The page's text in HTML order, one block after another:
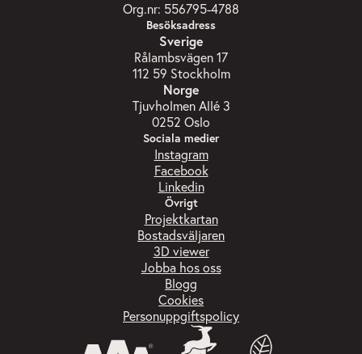
Org.nr: 556795-4788
Besöksadress
Sverige
Rålambsvägen 17
112 59 Stockholm
Norge
Tjuvholmen Allé 3
0252 Oslo
Sociala medier
Instagram
Facebook
Linkedin
Övrigt
Projektkartan
Bostadsväljaren
3D viewer
Jobba hos oss
Blogg
Cookies
Personuppgiftspolicy